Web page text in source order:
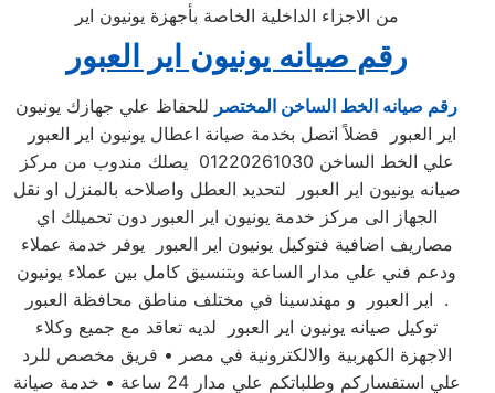
من الاجزاء الداخلية الخاصة بأجهزة يونيون اير
رقم صيانه يونيون اير العبور
رقم صيانه الخط الساخن المختصر للحفاظ علي جهازك يونيون
اير العبور فضلاً اتصل بخدمة صيانة اعطال يونيون اير العبور
علي الخط الساخن 01220261030 يصلك مندوب من مركز
صيانه يونيون اير العبور لتحديد العطل واصلاحه بالمنزل او نقل
الجهاز الى مركز خدمة يونيون اير العبور دون تحميلك اي
مصاريف اضافية فتوكيل يونيون اير العبور يوفر خدمة عملاء
ودعم فني علي مدار الساعة وبتنسيق كامل بين عملاء يونيون
اير العبور و مهندسينا في مختلف مناطق محافظة العبور .
توكيل صيانه يونيون اير العبور لديه تعاقد مع جميع وكلاء
الاجهزة الكهربية والالكترونية في مصر • فريق مخصص للرد
علي استفساركم وطلباتكم علي مدار 24 ساعة • خدمة صيانة